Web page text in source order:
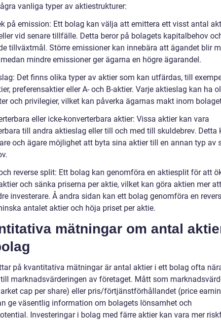
vanliga typer av aktiestrukturer:
på emission: Ett bolag kan välja att emittera ett visst antal
vid senare tillfälle. Detta beror på bolagets kapitalbehov
tillväxtmål. Större emissioner kan innebära att ägandet blir
mindre emissioner ger ägarna en högre ägarandel.
Det finns olika typer av aktier som kan utfärdas, till
preferensaktier eller A- och B-aktier. Varje aktieslag kan ha
och privilegier, vilket kan påverka ägarnas makt inom
eller icke-konverterbara aktier: Vissa aktier kan vara
till andra aktieslag eller till och med till skuldebrev. Detta
och ägare möjlighet att byta sina aktier till en annan typ av
reverse split: Ett bolag kan genomföra en aktiesplit för att
och sänka priserna per aktie, vilket kan göra aktien mer
investerare. Å andra sidan kan ett bolag genomföra en
antalet aktier och höja priset per aktie.
mätningar om antal
på kvantitativa mätningar är antal aktier i ett bolag ofta
marknadsvärderingen av företaget. Mått som
cap per share) eller pris/förtjänstförhållandet (price
ge väsentlig information om bolagets lönsamhet och
Investeringar i bolag med färre aktier kan vara mer